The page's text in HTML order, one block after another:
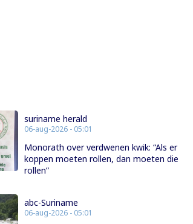
suriname herald
06-aug-2026 - 05:01
Monorath over verdwenen kwik: “Als er
koppen moeten rollen, dan moeten die
rollen”
abc-Suriname
06-aug-2026 - 05:01